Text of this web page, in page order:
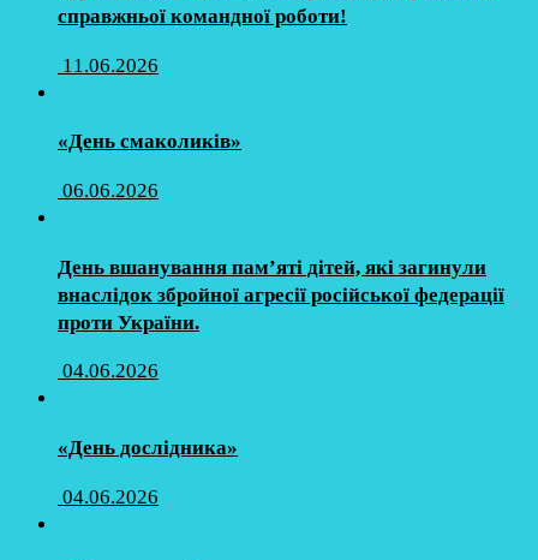
справжньої командної роботи!
11.06.2026
«День смаколиків»
06.06.2026
День вшанування пам’яті дітей, які загинули
внаслідок збройної агресії російської федерації
проти України.
04.06.2026
«День дослідника»
04.06.2026